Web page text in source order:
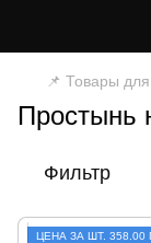
📌 Товары
Простынь
Фильтр
ЦЕНА ЗА ШТ. 358.00